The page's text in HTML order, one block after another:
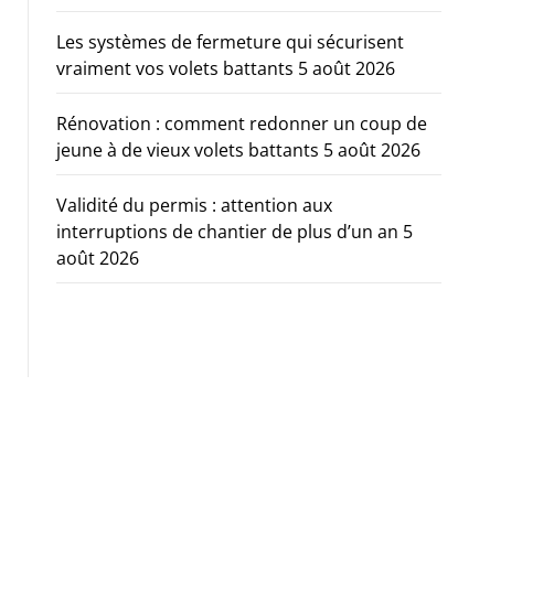
Les systèmes de fermeture qui sécurisent
vraiment vos volets battants 5 août 2026
Rénovation : comment redonner un coup de
jeune à de vieux volets battants 5 août 2026
Validité du permis : attention aux
interruptions de chantier de plus d’un an 5
août 2026